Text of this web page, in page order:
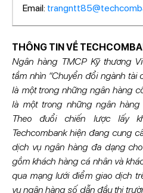
Email:
THÔNG TIN VỀ
Ngân hàng TMCP Kỹ thương
tầm nhìn “Chuyển đổi ngành tài
là một trong những ngân hàng
là một trong những ngân
Theo đuổi chiến lược lấy
Techcombank hiện đang cung
dịch vụ ngân hàng đa dạng
gồm khách hàng cá nhân và
qua mạng lưới điểm giao dịch
vụ ngân hàng số dẫn đầu thị